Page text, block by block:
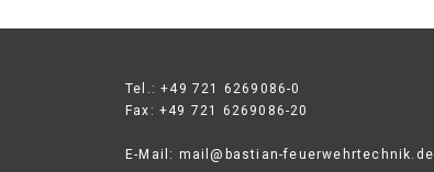
Tel.: +49 721 6269086-0
Fax: +49 721 6269086-20
E-Mail: mail@bastian-feuerwehrtechnik.de